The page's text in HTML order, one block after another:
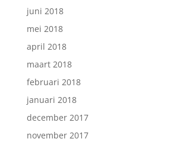
juni 2018
mei 2018
april 2018
maart 2018
februari 2018
januari 2018
december 2017
november 2017